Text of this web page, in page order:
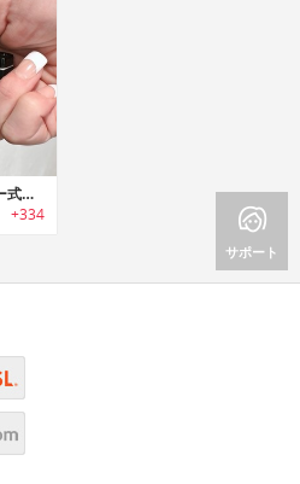
Keyport Slide3.0｜モジュラー式マルチキーツール「キーポートスライド3.0」
+334
サポート